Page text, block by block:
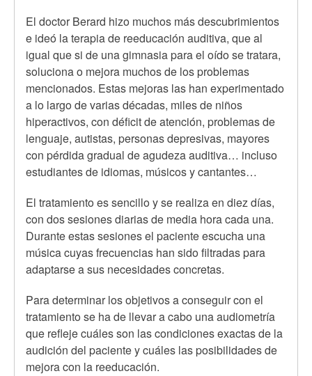
El doctor Berard hizo muchos más descubrimientos
e ideó la terapia de reeducación auditiva, que al
igual que si de una gimnasia para el oído se tratara,
soluciona o mejora muchos de los problemas
mencionados. Estas mejoras las han experimentado
a lo largo de varias décadas, miles de niños
hiperactivos, con déficit de atención, problemas de
lenguaje, autistas, personas depresivas, mayores
con pérdida gradual de agudeza auditiva… incluso
estudiantes de idiomas, músicos y cantantes…
El tratamiento es sencillo y se realiza en diez días,
con dos sesiones diarias de media hora cada una.
Durante estas sesiones el paciente escucha una
música cuyas frecuencias han sido filtradas para
adaptarse a sus necesidades concretas.
Para determinar los objetivos a conseguir con el
tratamiento se ha de llevar a cabo una audiometría
que refleje cuáles son las condiciones exactas de la
audición del paciente y cuáles las posibilidades de
mejora con la reeducación.